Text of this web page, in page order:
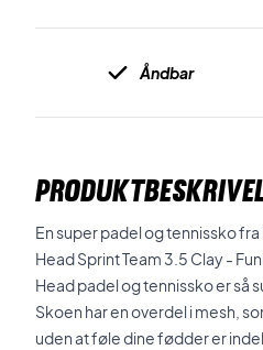
Åndbar
En super padel og tennissko
Head Sprint Team 3.5 Clay -
Head padel og tennissko er så
Skoen har en overdel i mesh,
uden at føle dine fødder er